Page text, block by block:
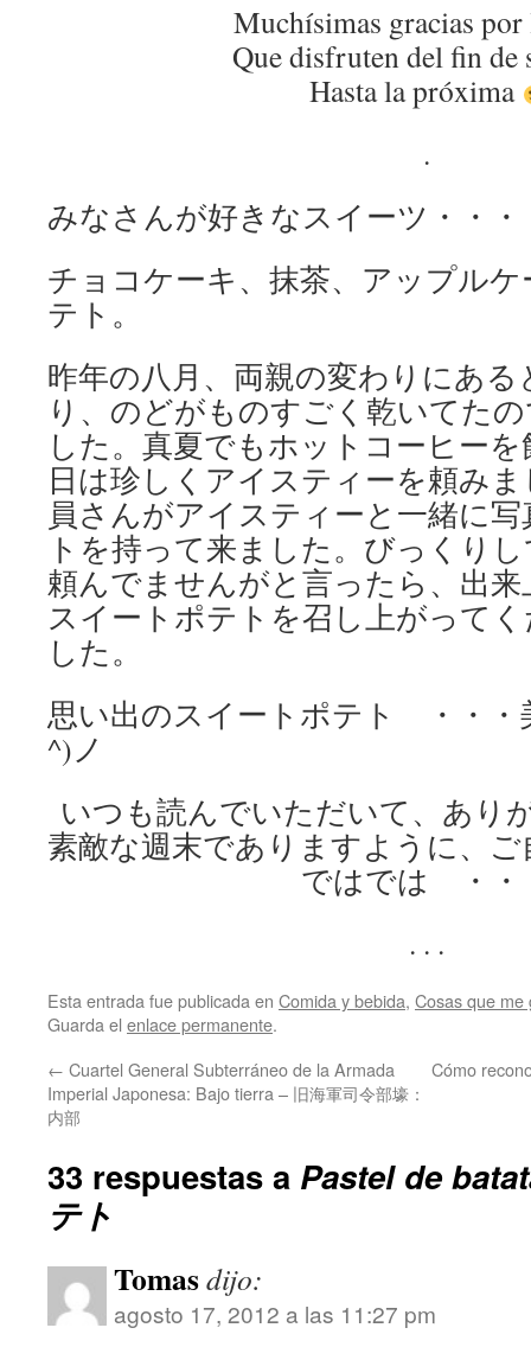
Muchísimas gracias por
Que disfruten del fin de
Hasta la próxima
.
みなさんが好きなスイーツ・・・
チョコケーキ、抹茶、アップル
テト。
昨年の八月、両親の変わりにあ
り、のどがものすごく乾いてた
した。真夏でもホットコーヒー
日は珍しくアイスティーを頼み
員さんがアイスティーと一緒に
トを持って来ました。びっくり
頼んでませんがと言ったら、出
スイートポテトを召し上がって
した。
思い出のスイートポテト ・・・
^)ノ
いつも読んでいただいて、あり
素敵な週末でありますように、
ではでは ・・
. . .
Esta entrada fue publicada en Comida y bebida, Cosas que me
Guarda el enlace permanente.
← Cuartel General Subterráneo de la Armada
Imperial Japonesa: Bajo tierra – 旧海軍司令部壕：
内部
Cómo
33 respuestas a Pastel de
テト
Tomasdijo:
agosto 17, 2012 a las 11:27 pm